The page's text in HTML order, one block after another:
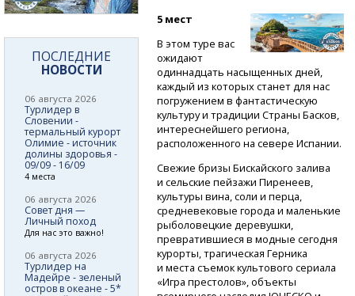
5 мест
В этом туре вас
ожидают
одиннадцать насыщенных дней,
каждый из которых станет для нас
погружением в фантастическую
культуру и традиции Страны Басков,
интереснейшего региона,
расположенного на севере Испании.
Свежие бризы Бискайского залива
и сельские пейзажи Пиренеев,
культуры вина, соли и перца,
средневековые города и маленькие
рыболовецкие деревушки,
превратившиеся в модные сегодня
курорты, трагическая Герника
и места съемок культового сериала
«Игра престолов», объекты
ПОСЛЕДНИЕ
НОВОСТИ
06 августа 2026
Турлидер в
Словении -
термальный курорт
Олимие - источник
долины здоровья -
09/09 - 16/09
4 места
06 августа 2026
Совет дня —
Личный поход
Для нас это важно!
06 августа 2026
Турлидер на
Мадейре - зеленый
остров в океане - 5*